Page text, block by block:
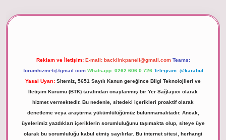
Reklam ve İletişim: E-mail: backlinkpaneli@gmail.com Teams:
forumhizmeti@gmail.com Whatsapp: 0262 606 0 726 Telegram: @karabul
Yasal Uyarı: Sitemiz, 5651 Sayılı Kanun gereğince Bilgi Teknolojileri ve
İletişim Kurumu (BTK) tarafından onaylanmış bir Yer Sağlayıcı olarak
hizmet vermektedir. Bu nedenle, sitedeki içerikleri proaktif olarak
denetleme veya araştırma yükümlülüğümüz bulunmamaktadır. Ancak,
üyelerimiz yazdıkları içeriklerin sorumluluğunu taşımakta olup, siteye üye
olarak bu sorumluluğu kabul etmiş sayılırlar. Bu internet sitesi, herhangi